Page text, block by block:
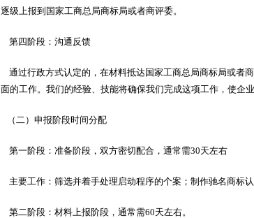
逐级上报到国家工商总局商标局或者商评委。
第四阶段：沟通反馈
通过行政方式认定的，在材料抵达国家工商总局商标局或者
面的工作。我们的经验、技能将确保我们完成这项工作，使企
（二）申报阶段时间分配
第一阶段：准备阶段，双方密切配合，通常需30天左右
主要工作：筛选并着手处理启动程序的个案；制作驰名商标
第二阶段：材料上报阶段，通常需60天左右。